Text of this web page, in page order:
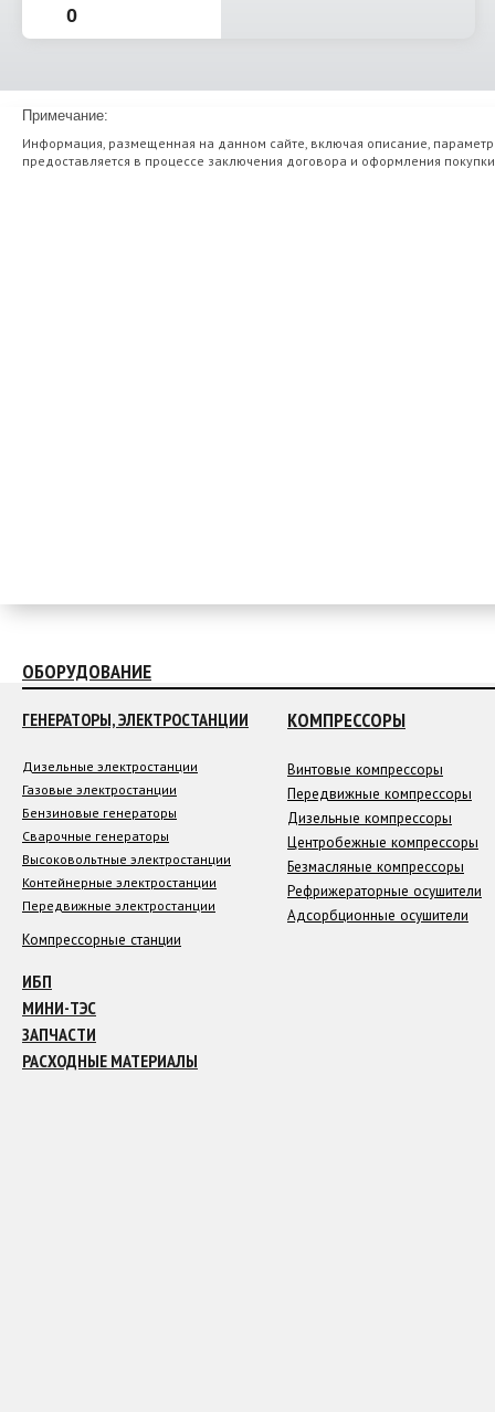
0
Примечание:
Информация, размещенная на данном сайте, включая описание,
предоставляется в процессе заключения договора и оформления
ОБОРУДОВАНИЕ
ГЕНЕРАТОРЫ, ЭЛЕКТРОСТАНЦИИ
Дизельные электростанции
Газовые электростанции
Бензиновые генераторы
Сварочные генераторы
Высоковольтные электростанции
Контейнерные электростанции
Передвижные электростанции
КОМПРЕССОРЫ
Винтовые компрессоры
Передвижные компрессоры
Дизельные компрессоры
Центробежные компрессоры
Безмасляные компрессоры
Рефрижераторные осушители
Адсорбционные осушители
Компрессорные станции
ИБП
МИНИ-ТЭС
ЗАПЧАСТИ
РАСХОДНЫЕ МАТЕРИАЛЫ